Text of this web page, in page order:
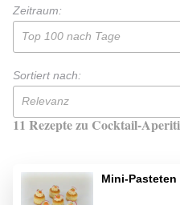
Zeitraum:
Top 100 nach Tage
Sortiert nach:
Relevanz
11 Rezepte zu Cocktail-
Mini-